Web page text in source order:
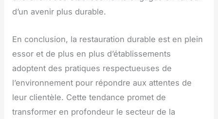
d’un avenir plus durable.
En conclusion, la restauration durable est en plein
essor et de plus en plus d’établissements
adoptent des pratiques respectueuses de
l’environnement pour répondre aux attentes de
leur clientèle. Cette tendance promet de
transformer en profondeur le secteur de la